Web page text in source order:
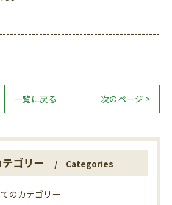
一覧に戻る 次のページ >
テゴリー Categories
のカテゴリー